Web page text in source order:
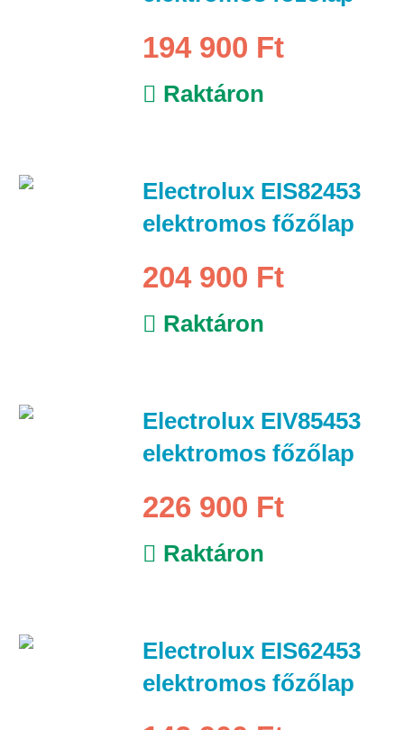
194 900 Ft
Raktáron
Electrolux EIS82453
elektromos főzőlap
204 900 Ft
Raktáron
Electrolux EIV85453
elektromos főzőlap
226 900 Ft
Raktáron
Electrolux EIS62453
elektromos főzőlap